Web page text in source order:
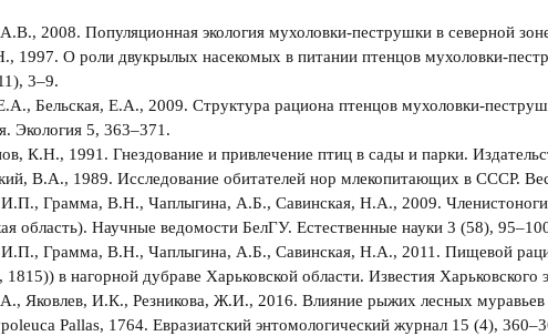
2008. Популяционная экология мухоловки-пеструшки в северной
1997. О роли двукрылых насекомых в питании птенцов мухоловки-
3–9.
Бельская, Е.А., 2009. Структура рациона птенцов мухоловки-
Экология 5, 363–371.
К.Н., 1991. Гнездование и привлечение птиц в сады и парки.
В.А., 1989. Исследование обитателей нор млекопитающих в СССР.
Грамма, В.Н., Чаплыгина, А.Б., Савинская, Н.А., 2009.
область). Научные ведомости БелГУ. Естественные науки 3 (58),
Грамма, В.Н., Чаплыгина, А.Б., Савинская, Н.А., 2011. Пищевой
в нагорной дубраве Харьковской области. Известия
Яковлев, И.К., Резникова, Ж.И., 2016. Влияние рыжих лесных муравьев
Pallas, 1764. Евразиатский энтомологический журнал 15 (4),